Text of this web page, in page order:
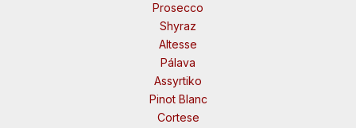
Prosecco
Shyraz
Altesse
Pálava
Assyrtiko
Pinot Blanc
Cortese